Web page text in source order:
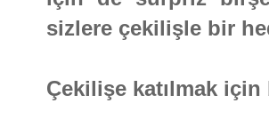
sizlere çekilişle bir
Çekilişe katılmak